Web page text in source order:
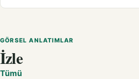
GÖRSEL ANLATIMLAR
İzle
Tümü